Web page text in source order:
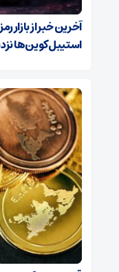
آخرین خبر از بازار
استیبل‌کوین‌ها